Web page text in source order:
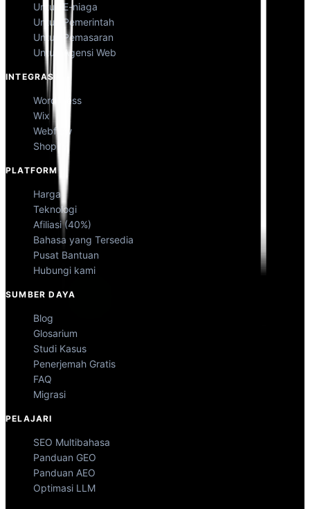
Untuk E-niaga
Untuk Pemerintah
Untuk Pemasaran
Untuk Agensi Web
INTEGRASI
WordPress
Wix
Webflow
Shopify
PLATFORM
Harga
Teknologi
Afiliasi (40%)
Bahasa yang Tersedia
Pusat Bantuan
Hubungi kami
SUMBER DAYA
Blog
Glosarium
Studi Kasus
Penerjemah Gratis
FAQ
Migrasi
PELAJARI
SEO Multibahasa
Panduan GEO
Panduan AEO
Optimasi LLM